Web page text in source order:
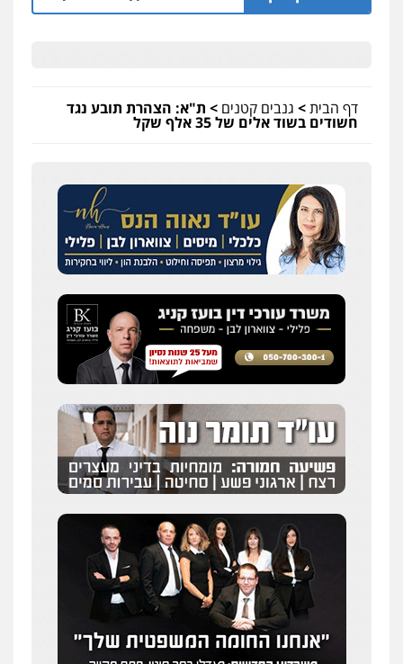
דף הבית> גנבים קטנים > ת"א: הצהרת תובע נגד
חשודים בשוד אלים של 35 אלף שקל